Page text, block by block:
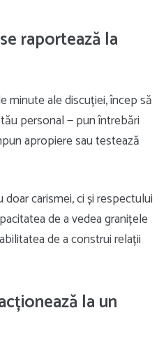
raportează la
minute ale discuției, încep să
personal — pun întrebări
apropiere sau testează
carismei, ci și respectului
de a vedea granițele
de a construi relații
la un